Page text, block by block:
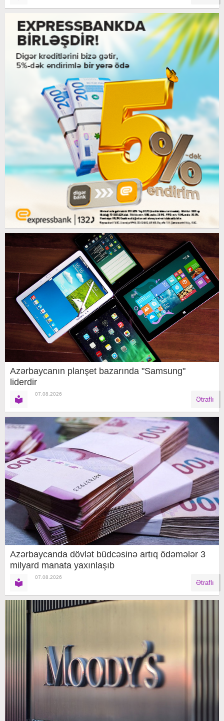
Azərbaycanın planşet bazarında "Samsung"
liderdir
07.08.2026
Ətraflı
Azərbaycanda dövlət büdcəsinə artıq ödəmələr 3
milyard manata yaxınlaşıb
07.08.2026
Ətraflı